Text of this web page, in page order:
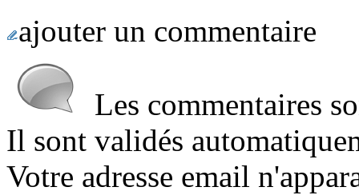
ajouter un commentaire
Les commentaires
Il sont validés
Votre adresse email